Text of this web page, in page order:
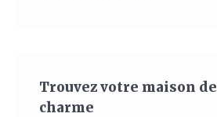
Trouvez votre maison de
charme